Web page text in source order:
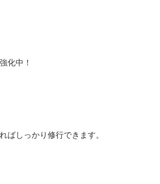
化中！
ばしっかり修行できます。